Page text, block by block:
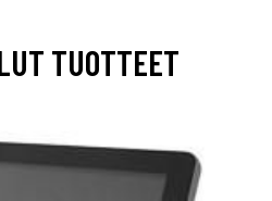
TUOTTEET